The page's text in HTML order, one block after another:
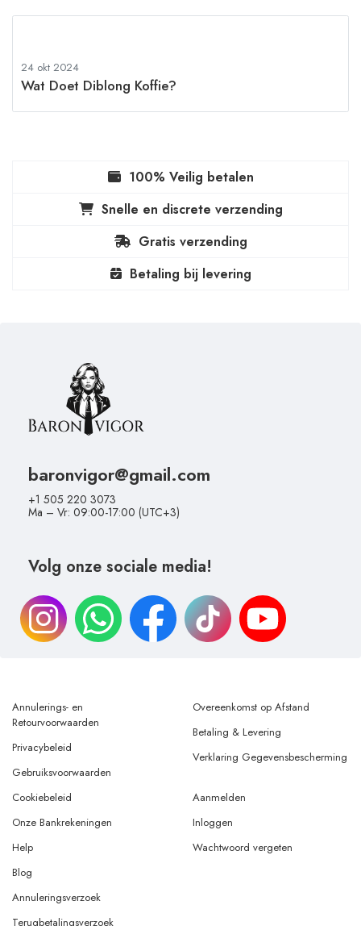
24 okt 2024
Wat Doet Diblong Koffie?
100% Veilig betalen
Snelle en discrete verzending
Gratis verzending
Betaling bij levering
baronvigor@gmail.com
+1 505 220 3073
Ma – Vr: 09:00-17:00 (UTC+3)
Volg onze sociale media!
Annulerings- en
Retourvoorwaarden
Privacybeleid
Gebruiksvoorwaarden
Overeenkomst op Afstand
Betaling & Levering
Verklaring Gegevensbescherming
Cookiebeleid
Onze Bankrekeningen
Help
Aanmelden
Inloggen
Wachtwoord vergeten
Blog
Annuleringsverzoek
Terugbetalingsverzoek